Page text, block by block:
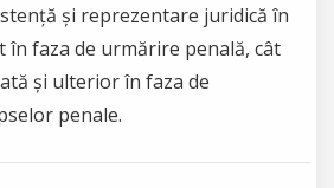
și reprezentare juridică în
în faza de urmărire penală, cât
și ulterior în faza de
penale.